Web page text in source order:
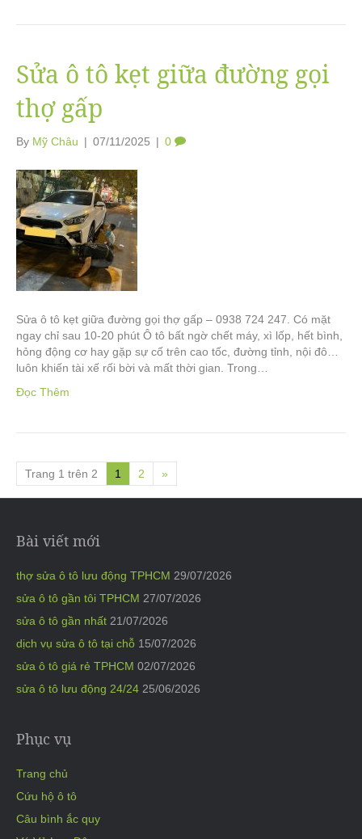
Sửa ô tô kẹt giữa đường gọi
thợ gấp
By Mỹ Châu | 07/11/2025 | 0
Sửa ô tô kẹt giữa đường gọi thợ gấp – 0938 724 247. Có mặt
ngay chỉ sau 10-20 phút Ô tô bất ngờ chết máy, xì lốp, hết bình,
hỏng động cơ hay gặp sự cố trên cao tốc, đường tỉnh, nội đô…
luôn khiến tài xế rối bời và mất thời gian. Trong…
Đọc Thêm
Trang 1 trên 2 1 2 »
Bài viết mới
thợ sửa ô tô lưu động TPHCM 29/07/2026
sửa ô tô gần tôi TPHCM 27/07/2026
sửa ô tô gần nhất 21/07/2026
dịch vụ sửa ô tô tại chỗ 15/07/2026
sửa ô tô giá rẻ TPHCM 02/07/2026
sửa ô tô lưu động 24/24 25/06/2026
Phục vụ
Trang chủ
Cứu hộ ô tô
Câu bình ắc quy